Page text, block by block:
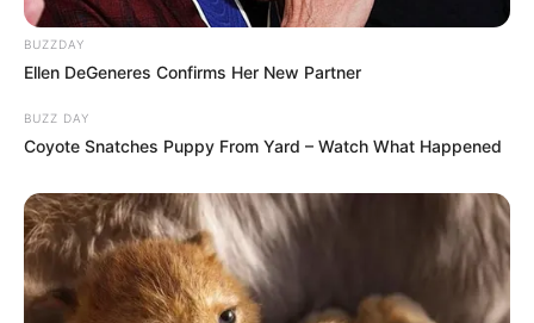
BUZZDAY
Ellen DeGeneres Confirms Her New Partner
BUZZ DAY
Coyote Snatches Puppy From Yard – Watch What Happened